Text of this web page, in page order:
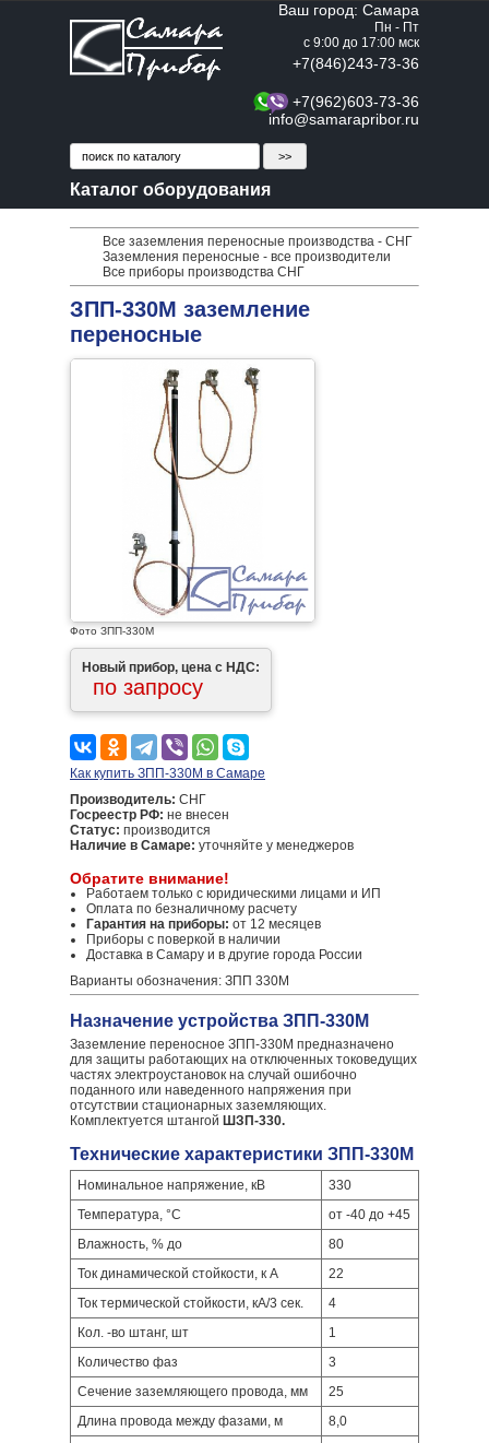
Ваш город: Самара
Пн - Пт
с 9:00 до 17:00 мск
+7(846)243-73-36
+7(962)603-73-36
info@samarapribor.ru
Каталог оборудования
Все заземления переносные производства - СНГ
Заземления переносные - все производители
Все приборы производства СНГ
ЗПП-330М заземление
переносные
Фото ЗПП-330М
Новый прибор, цена с НДС:
по запросу
Как купить ЗПП-330М в Самаре
Производитель: СНГ
Госреестр РФ: не внесен
Статус: производится
Наличие в Самаре: уточняйте у менеджеров
Обратите внимание!
Работаем только с юридическими лицами и ИП
Оплата по безналичному расчету
Гарантия на приборы: от 12 месяцев
Приборы с поверкой в наличии
Доставка в Самару и в другие города России
Варианты обозначения: ЗПП 330М
Назначение устройства ЗПП-330М
Заземление переносное ЗПП-330М предназначено
для защиты работающих на отключенных токоведущих
частях электроустановок на случай ошибочно
поданного или наведенного напряжения при
отсутствии стационарных заземляющих.
Комплектуется штангой ШЗП-330.
Технические характеристики ЗПП-330М
Номинальное напряжение, кВ
330
Температура, °С
от -40 до +45
Влажность, % до
80
Ток динамической стойкости, к А
22
Ток термической стойкости, кА/3 сек.
4
Кол. -во штанг, шт
1
Количество фаз
3
Сечение заземляющего провода, мм
25
Длина провода между фазами, м
8,0